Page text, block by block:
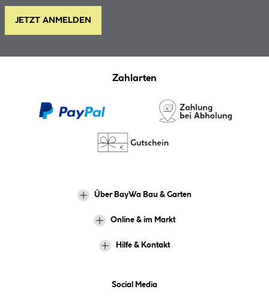
JETZT ANMELDEN
Zahlarten
Über BayWa Bau & Garten
Online & im Markt
Hilfe & Kontakt
Social Media